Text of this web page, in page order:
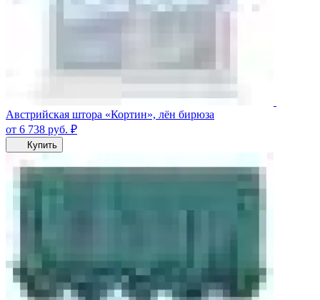
Австрийская штора «Кортин», лён бирюза
от 6 738 руб. ₽
Купить